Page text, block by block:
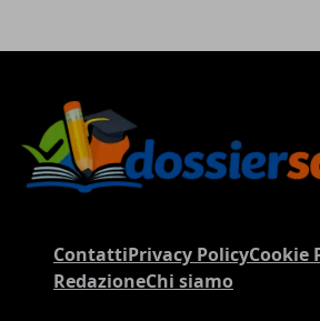
ContattiPrivacy PolicyCookie
RedazioneChi siamo